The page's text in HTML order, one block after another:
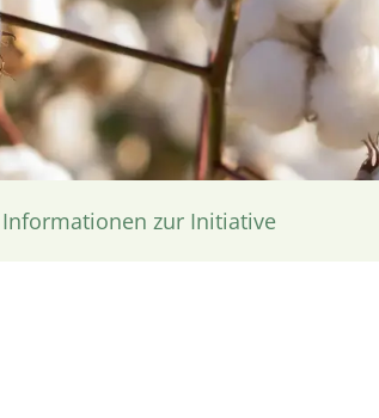
Informationen zur Initiative